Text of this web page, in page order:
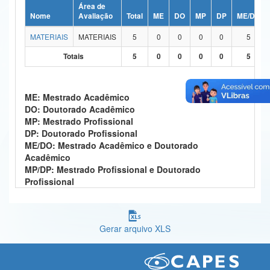
Ministério da Ciência, Tecnologia, Inovações e Comunicações
Ministério do Meio Ambiente
Controladoria-Geral da União
Ministério da Mulher, da Família e dos Direitos Humanos
Secretaria-Geral
Secretaria de Governo
Nome
Área de
Avaliação
Total ME DO MP DP
ME/DO
MATERIAIS
MATERIAIS 5 0 0 0 0
5
Totais
5 0 0 0 0 5
ME: Mestrado Acadêmico
DO: Doutorado Acadêmico
MP: Mestrado Profissional
DP: Doutorado Profissional
ME/DO: Mestrado Acadêmico e Doutorado
Acadêmico
MP/DP: Mestrado Profissional e Doutorado
Profissional
Gerar arquivo XLS